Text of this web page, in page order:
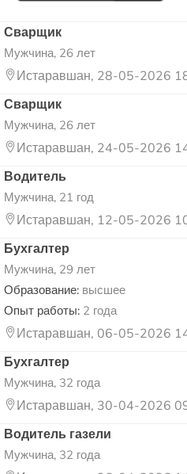
Сварщик
Мужчина, 26 лет
Истаравшан, 28-05-2026
Сварщик
Мужчина, 26 лет
Истаравшан, 24-05-2026
Водитель
Мужчина, 21 год
Истаравшан, 12-05-2026
Бухгалтер
Мужчина, 29 лет
Образование: высшее
Опыт работы: 2 года
Истаравшан, 06-05-2026
Бухгалтер
Мужчина, 32 года
Истаравшан, 30-04-2026
Водитель газели
Мужчина, 32 года